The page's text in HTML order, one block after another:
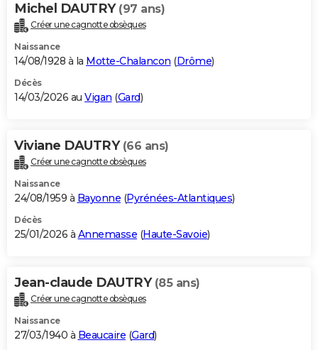
Alimentation
Guide de la santé
Maladies
Médicaments
Sommeil
VOYAGE
Destinations
City break
Voyage nature
Voyage de noces
Forum
Climat
+PHOTO
GUIDES D'ACHAT
BONS PLANS
Carte de Noël
Carte Bonne année
Carte Saint-Valentin
Carte Pâques
Carte d'anniversaire
DICTIONNAIRE
Dictionnaire
Biographies
Citations
Expressions
Proverbes
PROGRAMME TV
S'inscrire
Se connecter
Lycées
Collèges
Primaires
Universités
Entreprises
Service militaire
Avis de recherche
AVIS DE DÉCÈS
Bricolage
Lifestyle
Culture
Sport
Auto
Television
Voyage
Cinema
Michel DAUTRY (97 ans)
Créer une cagnotte obsèques
Naissance
14/08/1928 à la Motte-Chalancon (Drôme)
Décès
14/03/2026 au Vigan (Gard)
Viviane DAUTRY (66 ans)
Créer une cagnotte obsèques
Naissance
24/08/1959 à Bayonne (Pyrénées-Atlantiques)
Décès
25/01/2026 à Annemasse (Haute-Savoie)
Jean-claude DAUTRY (85 ans)
Créer une cagnotte obsèques
Naissance
27/03/1940 à Beaucaire (Gard)